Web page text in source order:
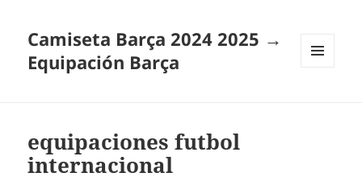
Camiseta Barça 2024 2025 →
Equipación Barça
equipaciones futbol
internacional